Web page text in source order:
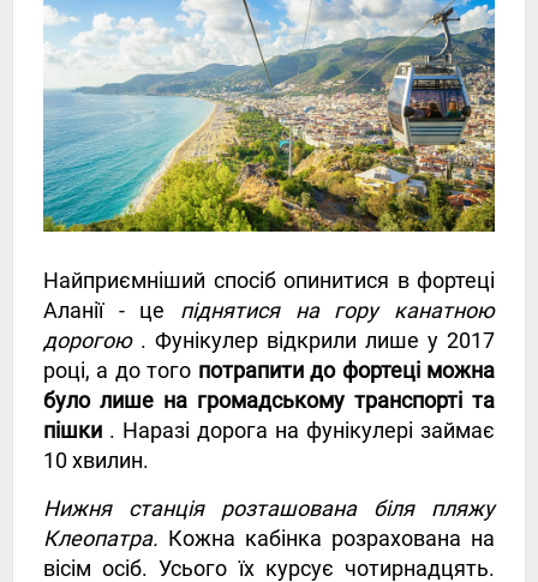
Найприємніший спосіб опинитися в фортеці
Аланії - це піднятися на гору канатною
дорогою. Фунікулер відкрили лише у 2017
році, а до того потрапити до фортеці можна
було лише на громадському транспорті та
пішки . Наразі дорога на фунікулері займає
10 хвилин.
Нижня станція розташована біля пляжу
Клеопатра. Кожна кабінка розрахована на
вісім осіб. Усього їх курсує чотирнадцять.